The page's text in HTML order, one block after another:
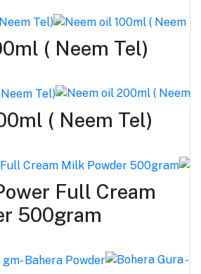
( Neem Tel)
( Neem Tel)
Full Cream
500gram